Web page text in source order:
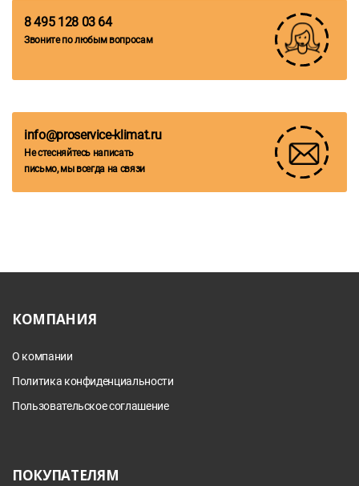
8 495 128 03 64
Звоните по любым вопросам
info@proservice-klimat.ru
Не стесняйтесь написать
письмо, мы всегда на связи
КОМПАНИЯ
О компании
Политика конфиденциальности
Пользовательское соглашение
ПОКУПАТЕЛЯМ